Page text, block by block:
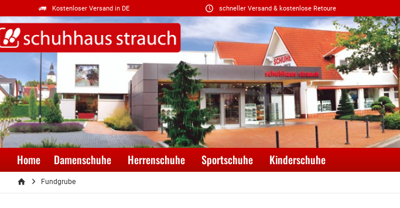
Kostenloser Versand in DE schneller Versand & kostenlose Retoure
Home Damenschuhe Herrenschuhe Sportschuhe Kinderschuhe
Fundgrube